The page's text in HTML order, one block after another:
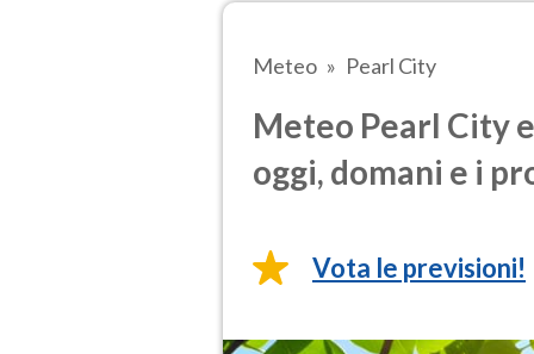
Meteo Pearl City
Meteo Pearl City
oggi, domani e i
Vota le previsioni!